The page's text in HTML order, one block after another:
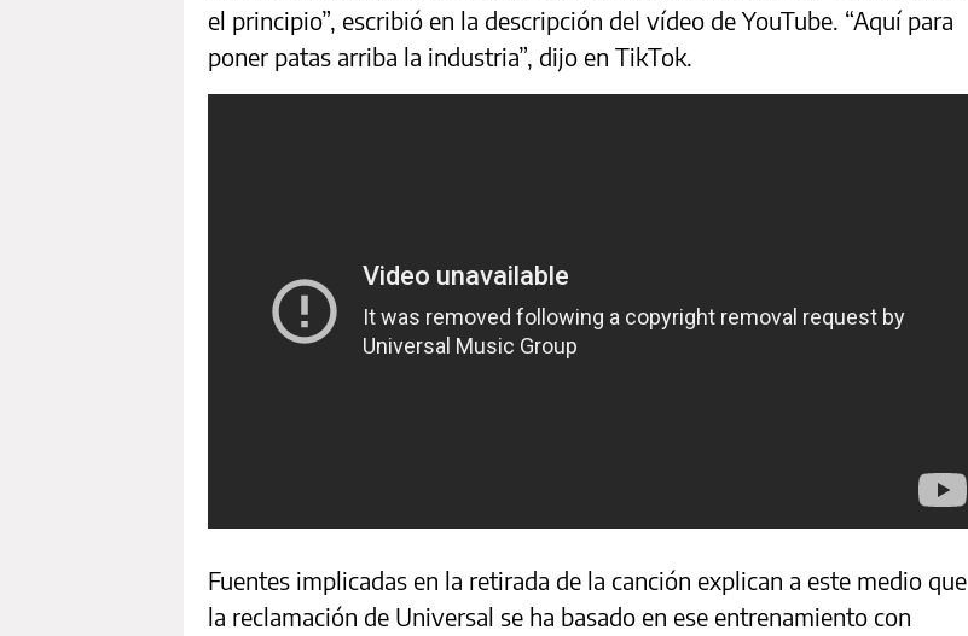
el principio”, escribió en la descripción del vídeo de YouTube. “Aquí para
poner patas arriba la industria”, dijo en TikTok.
Fuentes implicadas en la retirada de la canción explican a este medio que
la reclamación de Universal se ha basado en ese entrenamiento con